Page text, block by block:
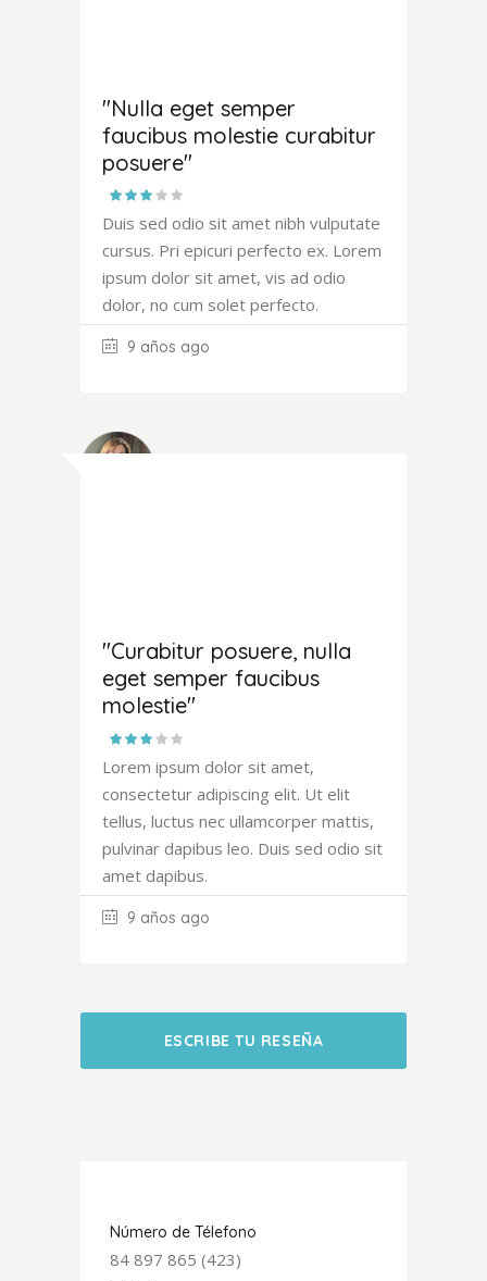
"Nulla eget semper
faucibus molestie curabitur
posuere"
Duis sed odio sit amet nibh vulputate
cursus. Pri epicuri perfecto ex. Lorem
ipsum dolor sit amet, vis ad odio
dolor, no cum solet perfecto.
9 años ago
"Curabitur posuere, nulla
eget semper faucibus
molestie"
Lorem ipsum dolor sit amet,
consectetur adipiscing elit. Ut elit
tellus, luctus nec ullamcorper mattis,
pulvinar dapibus leo. Duis sed odio sit
amet dapibus.
9 años ago
ESCRIBE TU RESEÑA
Número de Télefono
84 897 865 (423)